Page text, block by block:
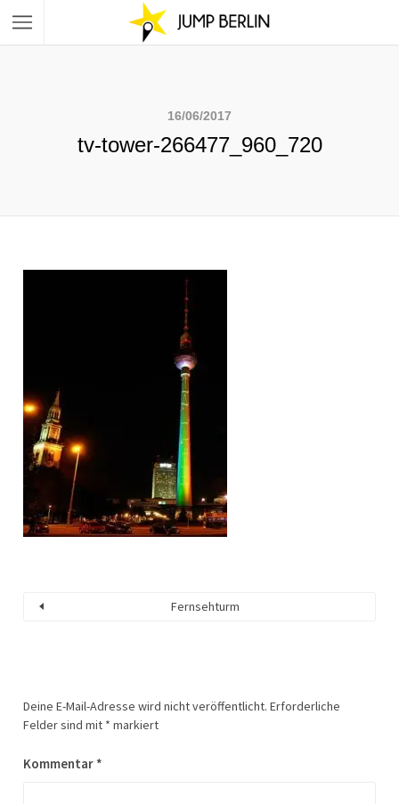
16/06/2017
tv-tower-266477_960_720
Fernsehturm
Deine E-Mail-Adresse wird nicht veröffentlicht. Erforderliche
Felder sind mit * markiert
Kommentar *